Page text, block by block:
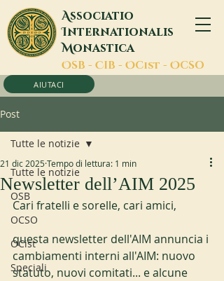
Associatio
Internationalis
Monastica
OSB - CIB - OCist - OCSO
AIUTACI
Post
Tutte le notizie
OSB
OCSO
OCist
Speciali
Tutte le notizie
Newsletter dell’AIM 2025
21 dic 2025Tempo di lettura: 1 min
Cari fratelli e sorelle, cari amici,
questa newsletter dell'AIM annuncia i
cambiamenti interni all'AIM: nuovo
statuto, nuovi comitati... e alcune